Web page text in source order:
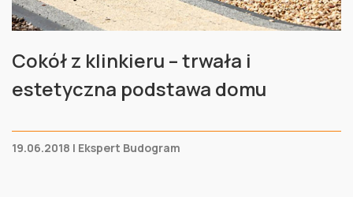
Cokół z klinkieru – trwała i
estetyczna podstawa domu
19.06.2018 | Ekspert Budogram